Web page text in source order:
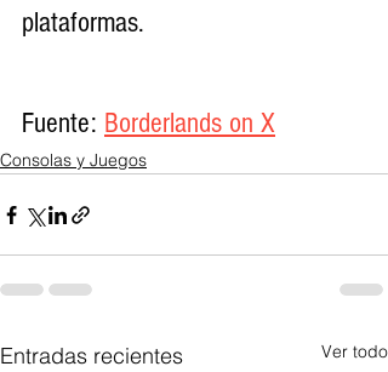
plataformas.
Fuente: Borderlands on X
Consolas y Juegos
Entradas recientes Ver todo